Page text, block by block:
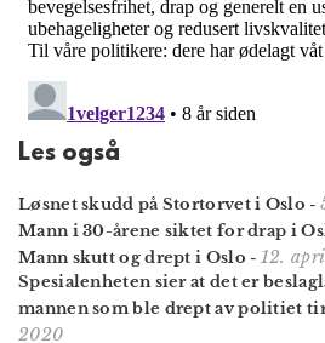
Les også
Løsnet skudd på Stortorvet i Oslo -
Mann i 30-årene siktet for drap i
Mann skutt og drept i Oslo - 12.
Spesialenheten sier at det er
mannen som ble drept av politiet
2020